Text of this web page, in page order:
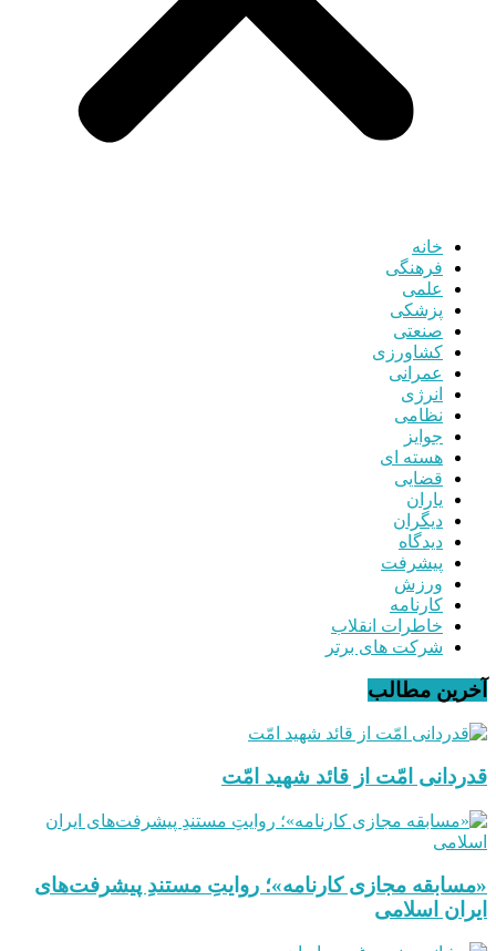
خانه
فرهنگی
علمی
پزشکی
صنعتی
کشاورزی
عمرانی
انرژی
نظامی
جوایز
هسته ای
قضایی
یاران
دیگران
دیدگاه
پیشرفت
ورزش
کارنامه
خاطرات انقلاب
شرکت های برتر
آخرین مطالب
قدردانی امّت از قائد شهید امّت
«مسابقه مجازی کارنامه»؛ روایتِ مستندِ پیشرفت‌های
ایران اسلامی